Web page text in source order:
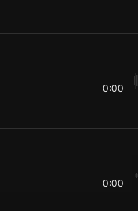
0:00
0:00